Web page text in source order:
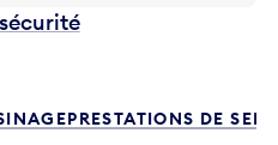
PRESTATIONS DE